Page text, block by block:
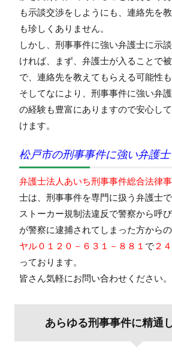
も示談交渉をしようにも、連絡先を
も珍しくありません。
しかし、刑事事件に強い弁護士に示
ければ、まず、弁護士が入ることで
で、連絡先を教えてもらえる可能性も
そしてなにより、刑事事件に強い弁
の経験も豊富にありますので安心し
けます。
松戸市の刑事事件に強い弁護士
弁護士法人あいち刑事事件総合法律
士は、刑事事件を専門に扱う弁護士で
ストーカー規制法違反で警察から呼
が警察に逮捕されてしまった方から
ヤル０１２０－６３１－８８１ で ２
っております。
皆さん気軽にお問い合わせください。
あらゆる刑事事件に精通